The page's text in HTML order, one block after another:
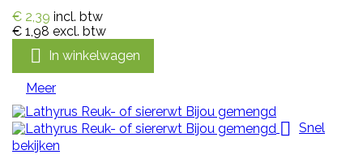
€ 2,39 incl. btw
€ 1,98 excl. btw
 In winkelwagen
Meer

Snel
bekijken